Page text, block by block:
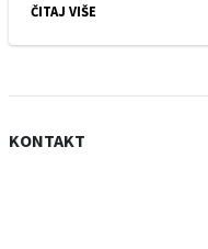
ČITAJ VIŠE
KONTAKT